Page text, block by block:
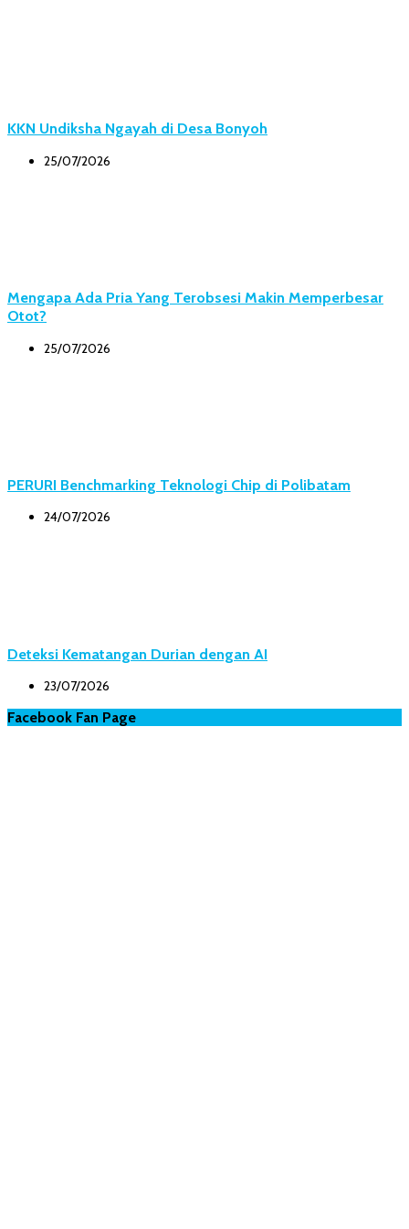
KKN Undiksha Ngayah di Desa Bonyoh
25/07/2026
Mengapa Ada Pria Yang Terobsesi Makin Memperbesar
Otot?
25/07/2026
PERURI Benchmarking Teknologi Chip di Polibatam
24/07/2026
Deteksi Kematangan Durian dengan AI
23/07/2026
Facebook Fan Page